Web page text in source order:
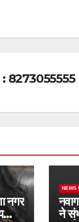
8273055555
नगर
NEWS
ने